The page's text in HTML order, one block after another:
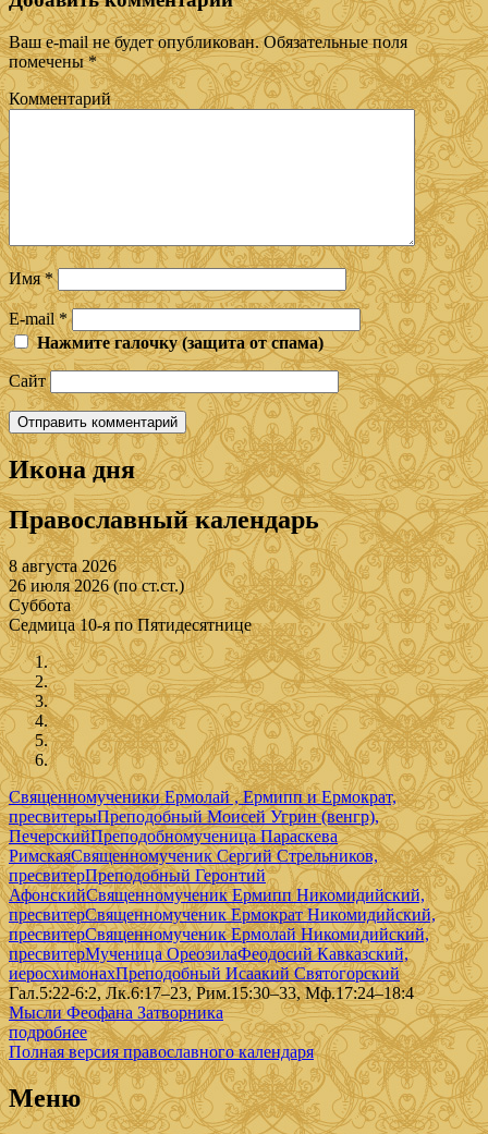
Ваш e-mail не будет опубликован.Обязательные поля
помечены*
Комментарий
Имя*
E-mail*
Нажмите галочку (защита от спама)
Сайт
Икона дня
Православный календарь
8 августа 2026
26 июля 2026 (по ст.ст.)
Суббота
Седмица 10-я по Пятидесятнице
Священномученики Ермолай , Ермипп и Ермократ,
пресвитерыПреподобный Моисей Угрин (венгр),
ПечерскийПреподобномученица Параскева
РимскаяСвященномученик Сергий Стрельников,
пресвитерПреподобный Геронтий
АфонскийСвященномученик Ермипп Никомидийский,
пресвитерСвященномученик Ермократ Никомидийский,
пресвитерСвященномученик Ермолай Никомидийский,
пресвитерМученица ОреозилаФеодосий Кавказский,
иеросхимонахПреподобный Исаакий Святогорский
Гал.5:22-6:2, Лк.6:17–23, Рим.15:30–33, Мф.17:24–18:4
Мысли Феофана Затворника
подробнее
Полная версия православного календаря
Меню